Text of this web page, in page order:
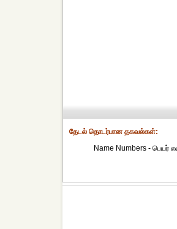
தேட‌ல் தொட‌ர்பான தகவ‌ல்க‌ள்:
Name Numbers -